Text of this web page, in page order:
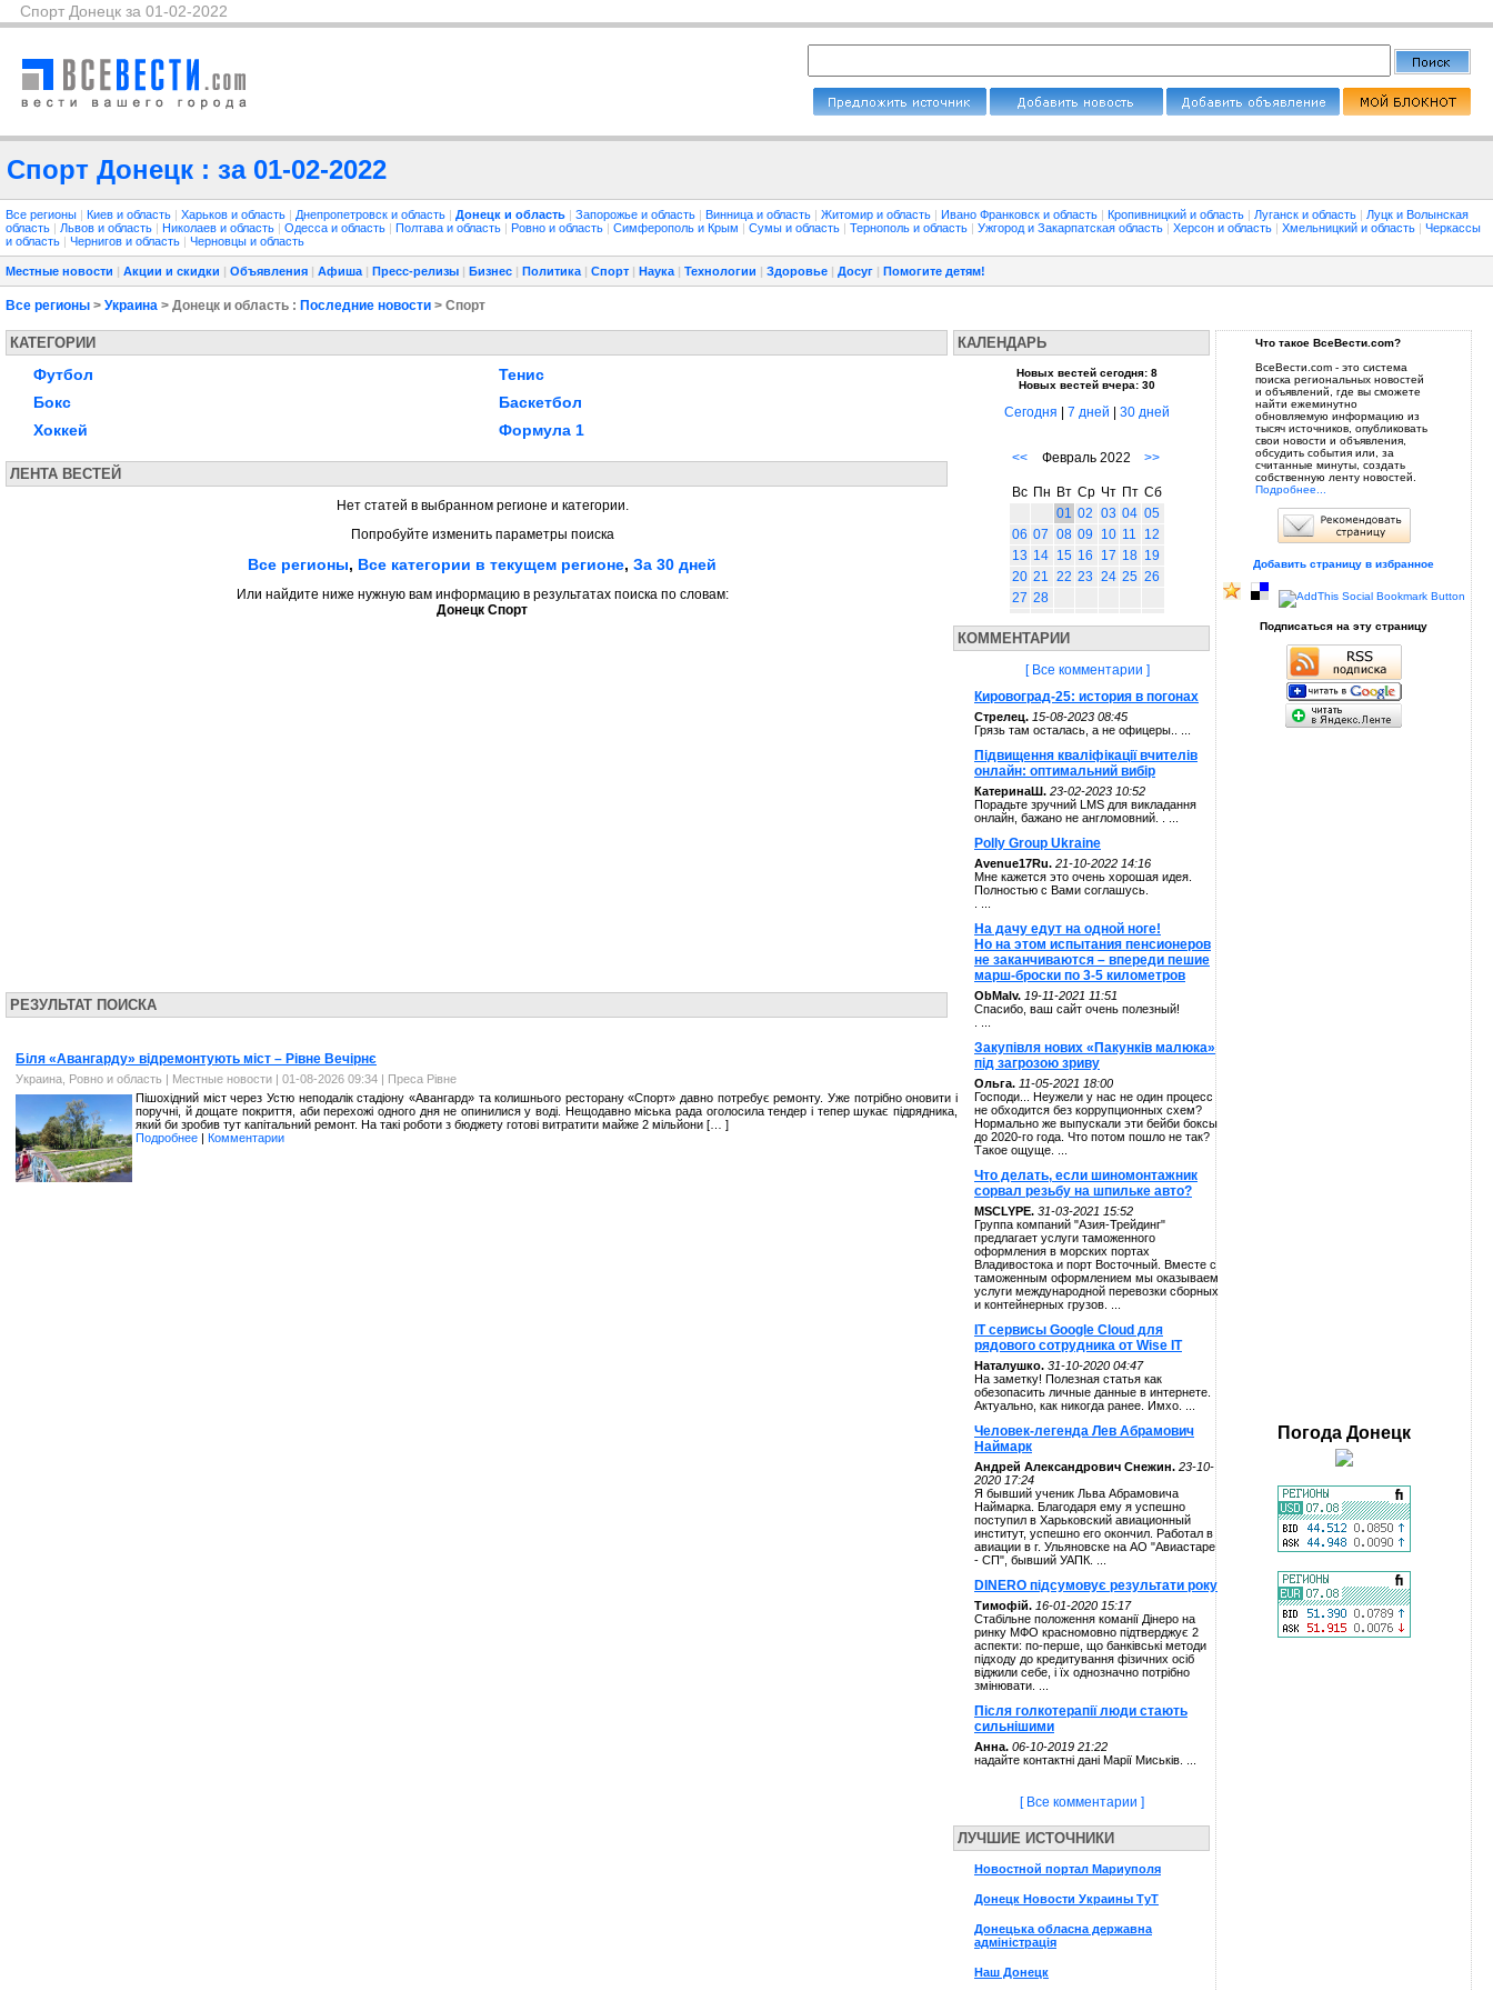
Спорт Донецк за 01-02-2022
Спорт Донецк : за 01-02-2022
Все регионы | Киев и область | Харьков и область | Днепропетровск и область | Донецк и область | Запорожье и область | Винница и область | Житомир и область | Ивано Франковск и область | Кропивницкий и область | Луганск и область | Луцк и Волынская
область | Львов и область | Николаев и область | Одесса и область | Полтава и область | Ровно и область | Симферополь и Крым | Сумы и область | Тернополь и область | Ужгород и Закарпатская область | Херсон и область | Хмельницкий и область | Черкассы
и область | Чернигов и область | Черновцы и область
Местные новости | Акции и скидки | Объявления | Афиша | Пресс-релизы | Бизнес | Политика | Спорт | Наука | Технологии | Здоровье | Досуг | Помогите детям!
Все регионы > Украина > Донецк и область : Последние новости > Спорт
КАТЕГОРИИ
Футбол
Бокс
Хоккей
Тенис
Баскетбол
Формула 1
ЛЕНТА ВЕСТЕЙ
Нет статей в выбранном регионе и категории.
Попробуйте изменить параметры поиска
Все регионы, Все категории в текущем регионе, За 30 дней
Или найдите ниже нужную вам информацию в результатах поиска по словам:
Донецк Спорт
РЕЗУЛЬТАТ ПОИСКА
Біля «Авангарду» відремонтують міст – Рівне Вечірнє
Украина, Ровно и область | Местные новости | 01-08-2026 09:34 | Преса Рівне
Пішохідний міст через Устю неподалік стадіону «Авангард» та колишнього ресторану «Спорт» давно потребує ремонту. Уже потрібно оновити і
поручні, й дощате покриття, аби перехожі одного дня не опинилися у воді. Нещодавно міська рада оголосила тендер і тепер шукає підрядника,
який би зробив тут капітальний ремонт. На такі роботи з бюджету готові витратити майже 2 мільйони [… ]
Подробнее | Комментарии
КАЛЕНДАРЬ
Новых вестей сегодня: 8
Новых вестей вчера: 30
Сегодня 7 дней 30 дней
<< Февраль 2022 >>
Вс Пн Вт Ср Чт Пт Сб
01 02 03 04 05
06 07 08 09 10 11
12
13 14 15 16 17 18 19
20 21 22 23 24 25 26
27 28
КОММЕНТАРИИ
[ Все комментарии ]
Кировоград-25: история в погонах
Стрелец. 15-08-2023 08:45
Грязь там осталась, а не офицеры.. ...
Підвищення кваліфікації вчителів
онлайн: оптимальний вибір
КатеринаШ. 23-02-2023 10:52
Порадьте зручний LMS для викладання
онлайн, бажано не англомовний. . ...
Polly Group Ukraine
Avenue17Ru. 21-10-2022 14:16
Мне кажется это очень хорошая идея.
Полностью с Вами соглашусь.
На дачу едут на одной ноге!
Но на этом испытания пенсионеров
не заканчиваются – впереди пешие
марш-броски по 3-5 километров
ОbMalv. 19-11-2021 11:51
Спасибо, ваш сайт очень полезный!
Закупівля нових «Пакунків малюка»
під загрозою зриву
Ольга. 11-05-2021 18:00
Господи... Неужели у нас не один процесс
не обходится без коррупционных схем?
Нормально же выпускали эти бейби боксы
до 2020-го года. Что потом пошло не так?
Такое ощуще. ...
Что делать, если шиномонтажник
сорвал резьбу на шпильке авто?
MSCLYPE. 31-03-2021 15:52
Группа компаний "Азия-Трейдинг"
предлагает услуги таможенного
оформления в морских портах
Владивостока и порт Восточный. Вместе с
таможенным оформлением мы оказываем
услуги международной перевозки сборных
и контейнерных грузов. ...
IT сервисы Google Cloud для
рядового сотрудника от Wise IT
Наталушко. 31-10-2020 04:47
На заметку! Полезная статья как
обезопасить личные данные в интернете.
Актуально, как никогда ранее. Имхо. ...
Человек-легенда Лев Абрамович
Наймарк
Андрей Александрович Снежин. 23-10-
2020 17:24
Я бывший ученик Льва Абрамовича
Наймарка. Благодаря ему я успешно
поступил в Харьковский авиационный
институт, успешно его окончил. Работал в
авиации в г. Ульяновске на АО "Авиастаре
- СП", бывший УАПК. ...
DINERO підсумовує результати року
Тимофій. 16-01-2020 15:17
Стабільне положення команії Дінеро на
ринку МФО красномовно підтверджує 2
аспекти: по-перше, що банківські методи
підходу до кредитування фізичних осіб
віджили себе, і їх однозначно потрібно
змінювати. ...
Після голкотерапії люди стають
сильнішими
Анна. 06-10-2019 21:22
надайте контактні дані Марії Миськів. ...
[ Все комментарии ]
ЛУЧШИЕ ИСТОЧНИКИ
Новостной портал Мариуполя
Донецк Новости Украины ТуТ
Донецька обласна державна
адміністрація
Наш Донецк
Что такое ВсеВести.com?
ВсеВести.com - это система
поиска региональных новостей
и объявлений, где вы сможете
найти ежеминутно
обновляемую информацию из
тысяч источников, опубликовать
свои новости и объявления,
обсудить события или, за
считанные минуты, создать
собственную ленту новостей.
Подробнее...
Добавить страницу в избранное
Подписаться на эту страницу
Погода Донецк